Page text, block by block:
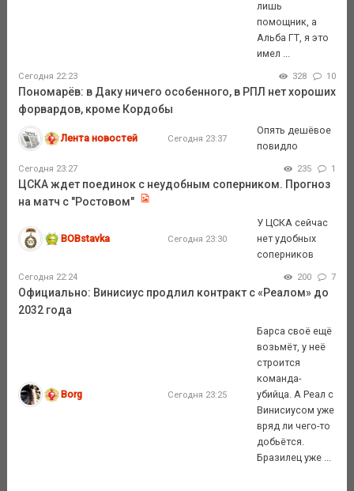
лишь
помощник, а
Альба ГТ, я это
имел ...
Сегодня 22:23 328 10
Пономарёв: в Даку ничего особенного, в РПЛ нет хороших
форвардов, кроме Кордобы
Лента новостей Сегодня 23:37
Опять дешёвое
повидло
Сегодня 23:27 235 1
ЦСКА ждет поединок с неудобным соперником. Прогноз
на матч с "Ростовом"
BOBstavka Сегодня 23:30
У ЦСКА сейчас
нет удобных
соперников
Сегодня 22:24 200 7
Официально: Винисиус продлил контракт с «Реалом» до
2032 года
Borg Сегодня 23:25
Барса своё ещё
возьмёт, у неё
строится
команда-
убийца. А Реал с
Винисиусом уже
вряд ли чего-то
добьётся.
Бразилец уже ...